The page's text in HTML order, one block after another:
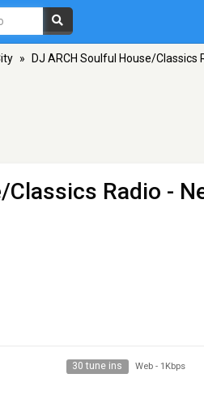
» DJ ARCH Soulful House/Classics
Classics Radio -
30 tune ins Web - 1Kbps